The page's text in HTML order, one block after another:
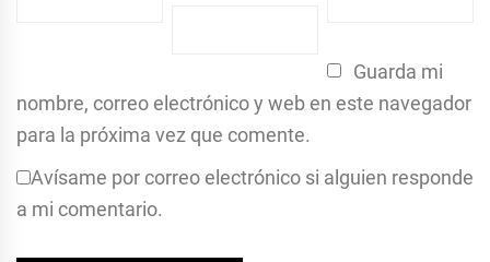
Guarda mi
nombre, correo electrónico y web en este navegador
para la próxima vez que comente.
Avísame por correo electrónico si alguien responde
a mi comentario.